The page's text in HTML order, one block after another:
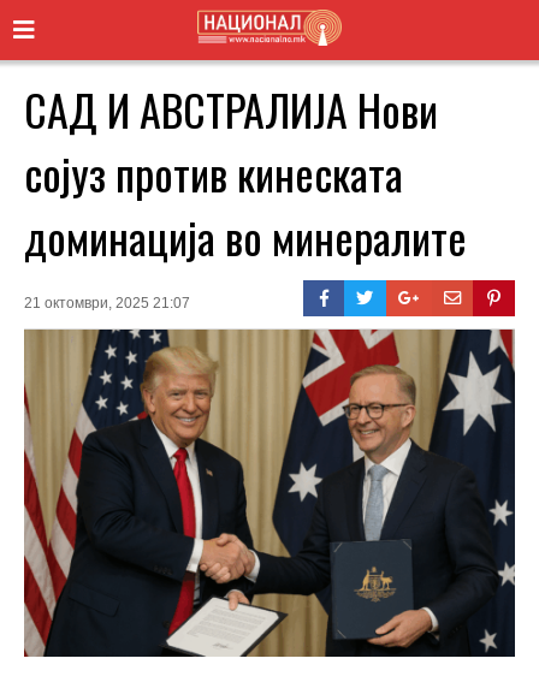
САД И АВСТРАЛИЈА Нови
сојуз против кинеската
доминација во минералите
21 октомври, 2025 21:07